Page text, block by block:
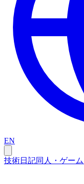
EN
技術日記同人・ゲーム